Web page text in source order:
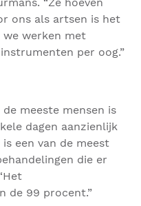
ons als artsen is het
werken met
per oog.”
meeste mensen is
dagen aanzienlijk
een van de meest
die er
de 99 procent.”